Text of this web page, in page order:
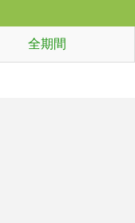
全期間